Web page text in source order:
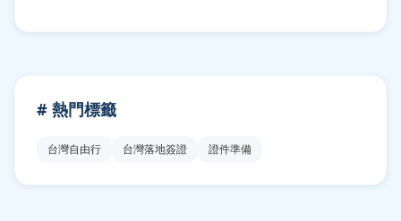
# 熱門標籤
台灣自由行 台灣落地簽證 證件準備